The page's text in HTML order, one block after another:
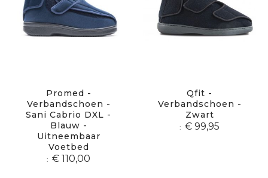
Promed -
Verbandschoen -
Sani Cabrio DXL -
Blauw -
Uitneembaar
Voetbed
€ 110,00
Qfit -
Verbandschoen -
Zwart
€ 99,95